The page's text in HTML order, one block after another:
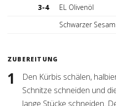
3-4
EL Olivenöl
Schwarzer Sesam
ZUBEREITUNG
Den Kürbis schälen,
Schnitze schneiden und
lange Stücke schneiden.